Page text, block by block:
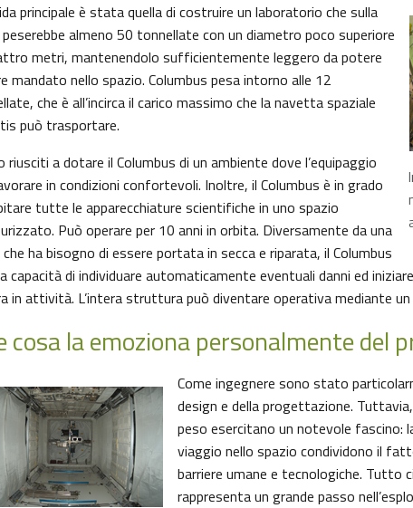
principale è stata quella di costruire un laboratorio che sulla
peserebbe almeno 50 tonnellate con un diametro poco superiore
metri, mantenendolo sufficientemente leggero da potere
mandato nello spazio. Columbus pesa intorno alle 12
che è all’incirca il carico massimo che la navetta spaziale
può trasportare.
riusciti a dotare il Columbus di un ambiente dove l’equipaggio
in condizioni confortevoli. Inoltre, il Columbus è in grado
tutte le apparecchiature scientifiche in uno spazio
Può operare per 10 anni in orbita. Diversamente da una
ha bisogno di essere portata in secca e riparata, il Columbus
capacità di individuare automaticamente eventuali danni ed
in attività. L’intera struttura può diventare operativa mediante un
cosa la emoziona personalmente del
Come ingegnere sono stato
design e della progettazione.
peso esercitano un notevole fascino:
viaggio nello spazio condividono il
barriere umane e tecnologiche. Tutto
rappresenta un grande passo